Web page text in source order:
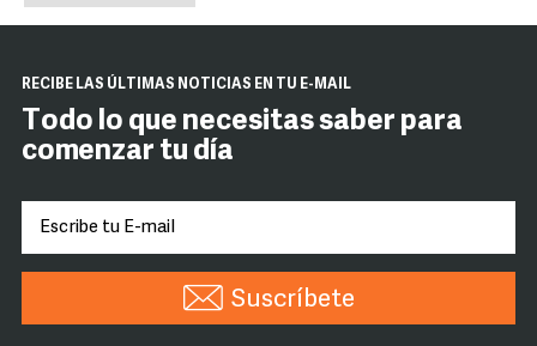
RECIBE LAS ÚLTIMAS NOTICIAS EN TU E-MAIL
Todo lo que necesitas saber para
comenzar tu día
Suscríbete